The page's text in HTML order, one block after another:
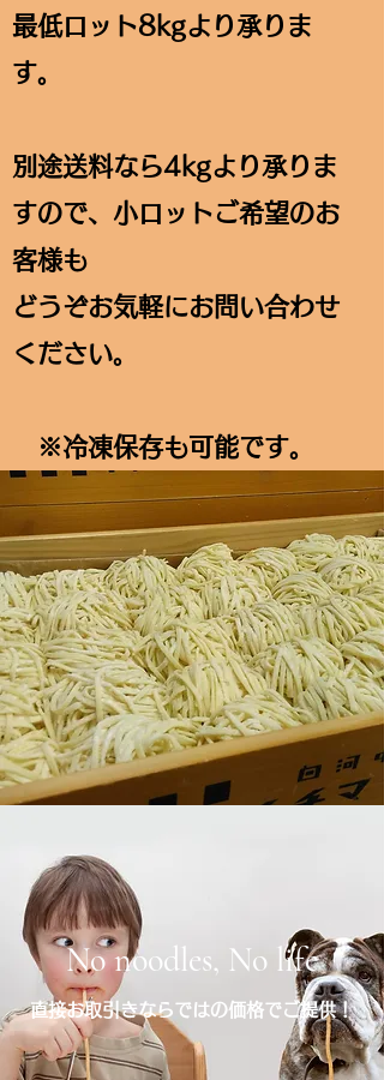
最低ロット8kgより承りま
す。
別途送料なら4kgより承りま
すので、小ロットご希望のお
客様も
どうぞお気軽にお問い合わせ
ください。
※​冷凍保存も可能です。
​No noodles, No life
​直接お取引きならではの価格でご提供！